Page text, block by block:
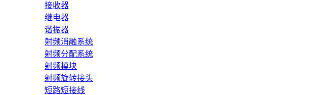
接收器
继电器
谐振器
射频消融系统
射频分配系统
射频模块
射频旋转接头
短路短接线